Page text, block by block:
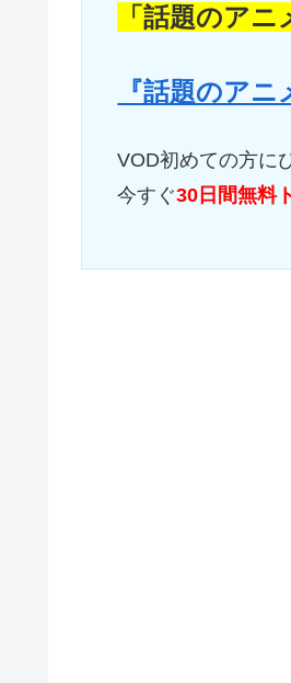
「話題のア
『話題のア
VOD初めての方に
今すぐ30日間無料